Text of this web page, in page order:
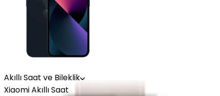
Akıllı Saat ve Bileklik
Xiaomi Akıllı Saat